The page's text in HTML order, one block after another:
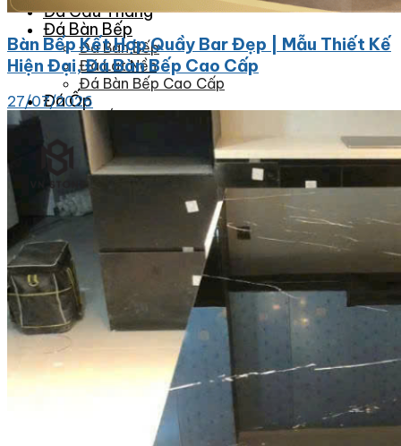
Đá Cầu Thang
Đá Bàn Bếp
Đá Bàn Bếp
Đá Lát Nền
Đá Bàn Bếp Cao Cấp
Đá Ốp
Đá Ốp Bếp
Đá Ốp Mặt Tiền
Đá Ốp Cột
Đá Ốp Mộ
Đá Ốp Thang Máy
Đá Ốp Bàn Bếp Nhân Tạo
Đá Ốp Bếp Tự Nhiên
Tranh đá
Tranh Đá Granite Đối Xứng
Tranh Đá Marble Đối Xứng
Tranh Đá Sơn Thủy Xuyên Sáng
Tranh Đá Thạch Anh Đối Xứng
Tranh Đá Xuyên Sáng Onyx
Vách Tivi ỐP Đá Cao Cấp
Đá Nhân Tạo
Bàn Bếp Kết Hợp Quầy Bar Đẹp | Mẫu Thiết Kế
Hiện Đại, Đá Bàn Bếp Cao Cấp
27/07/2026